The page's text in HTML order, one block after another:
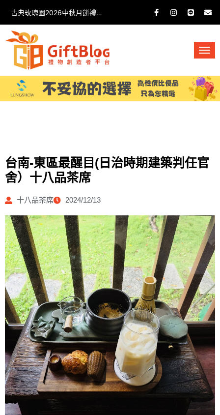
古典玫瑰園2026中秋月餅禮盒開箱分享 / 餐飲門市下午茶 體驗分享
台南-東區最醒目(日治時期建築判任官
舍）十八品茶席
十八品茶席 2024/12/13